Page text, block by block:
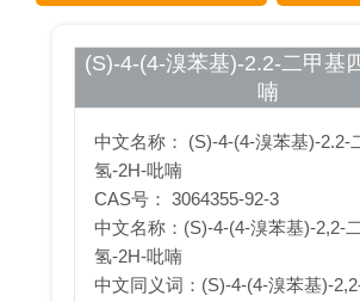
(S)-4-(4-溴苯基)-2.2-二甲基
喃
中文名称： (S)-4-(4-溴苯基)-2.2-
氢-2H-吡喃
CAS号： 3064355-92-3
中文名称：(S)-4-(4-溴苯基)-2,2-
氢-2H-吡喃
中文同义词：(S)-4-(4-溴苯基)-